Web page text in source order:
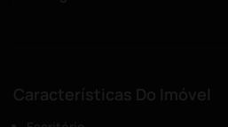
Características Do Imóvel